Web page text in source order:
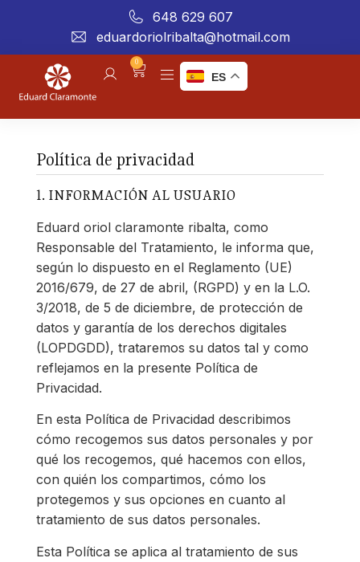
648 629 607
eduardoriolribalta@hotmail.com
0
ES
Política de privacidad
1. INFORMACIÓN AL USUARIO
Eduard oriol claramonte ribalta, como
Responsable del Tratamiento, le informa que,
según lo dispuesto en el Reglamento (UE)
2016/679, de 27 de abril, (RGPD) y en la L.O.
3/2018, de 5 de diciembre, de protección de
datos y garantía de los derechos digitales
(LOPDGDD), trataremos su datos tal y como
reflejamos en la presente Política de
Privacidad.
En esta Política de Privacidad describimos
cómo recogemos sus datos personales y por
qué los recogemos, qué hacemos con ellos,
con quién los compartimos, cómo los
protegemos y sus opciones en cuanto al
tratamiento de sus datos personales.
Esta Política se aplica al tratamiento de sus